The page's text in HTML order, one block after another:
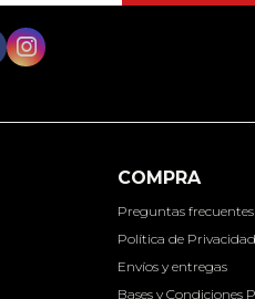
COMPRA
Preguntas frecuentes
Política de Privacidad
Envíos y entregas
Bases y Condiciones
